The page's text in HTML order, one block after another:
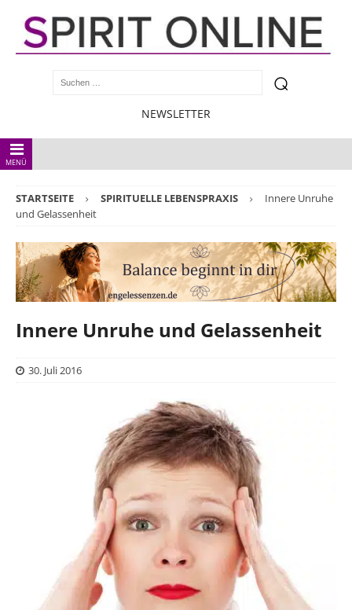
NEWSLETTER
MENÜ
STARTSEITE SPIRITUELLE LEBENSPRAXIS
Innere Unruhe
und Gelassenheit
Innere Unruhe und Gelassenheit
30. Juli 2016